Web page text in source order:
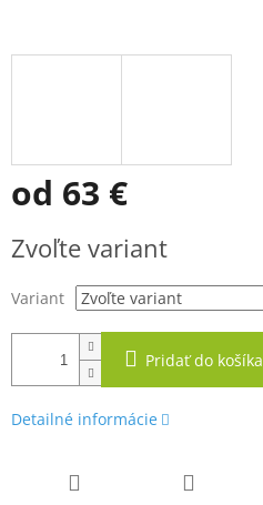
od 63 €
cena:
Zvoľte variant
Variant
Pridať do košíka
Detailné informácie